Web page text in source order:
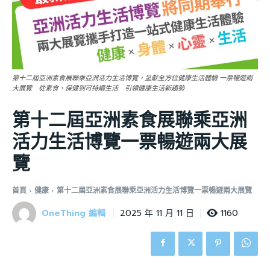
第十二屆亞洲素食展聯乘亞洲活力生活博覽，呈獻全方位健康生活體驗 一票暢遊兩
大展覽 從素食、保健到可持續生活 引領健康生活新趨勢
第十二屆亞洲素食展聯乘亞洲
活力生活博覽一票暢遊兩大展
覽
首頁 健康 第十二屆亞洲素食展聯乘亞洲活力生活博覽一票暢遊兩大展覽
OneThing 編輯 2025 年 11 月 11 日 1160